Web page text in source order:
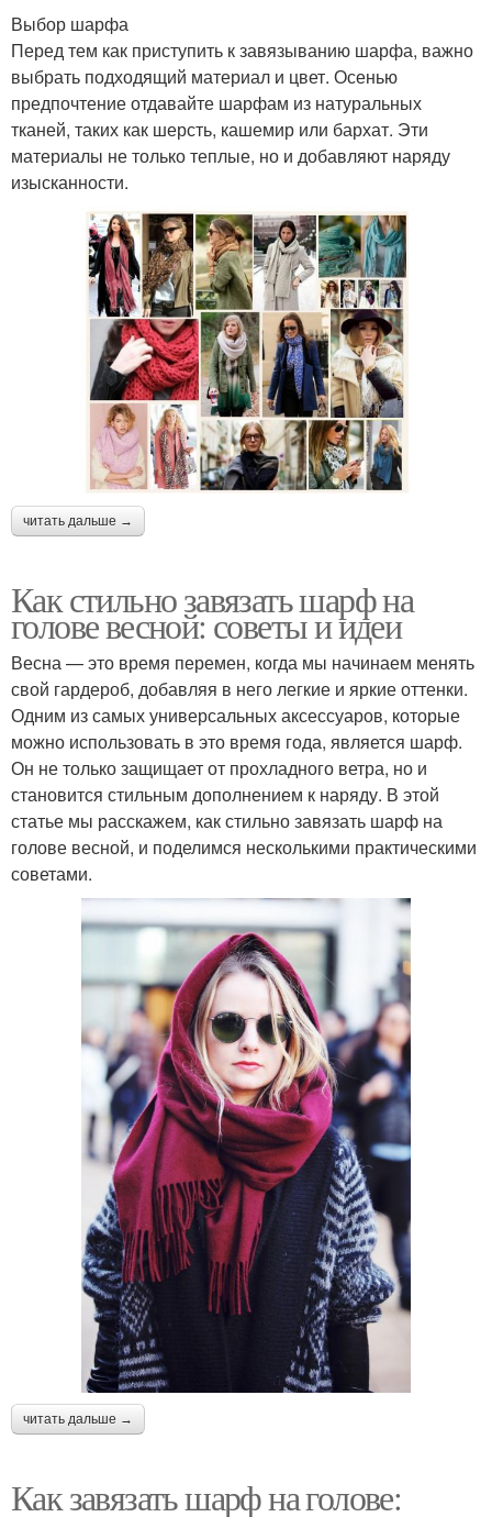
Выбор шарфа
Перед тем как приступить к завязыванию шарфа, важно
выбрать подходящий материал и цвет. Осенью
предпочтение отдавайте шарфам из натуральных
тканей, таких как шерсть, кашемир или бархат. Эти
материалы не только теплые, но и добавляют наряду
изысканности.
читать дальше →
Как стильно завязать шарф на
голове весной: советы и идеи
Весна — это время перемен, когда мы начинаем менять
свой гардероб, добавляя в него легкие и яркие оттенки.
Одним из самых универсальных аксессуаров, которые
можно использовать в это время года, является шарф.
Он не только защищает от прохладного ветра, но и
становится стильным дополнением к наряду. В этой
статье мы расскажем, как стильно завязать шарф на
голове весной, и поделимся несколькими практическими
советами.
читать дальше →
Как завязать шарф на голове: